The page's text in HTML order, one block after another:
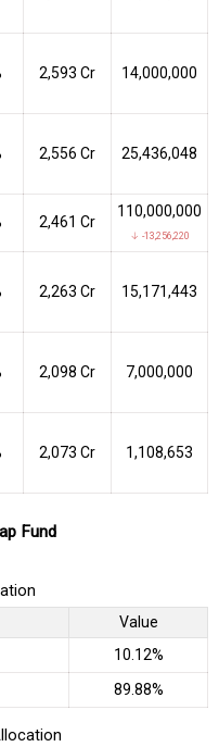
₹2,593 Cr 14,000,000
₹2,556 Cr 25,436,048
₹2,461 Cr
110,000,000
↓ -13,256,220
₹2,263 Cr 15,171,443
₹2,098 Cr 7,000,000
₹2,073 Cr 1,108,653
Fund
Value
10.12%
89.88%